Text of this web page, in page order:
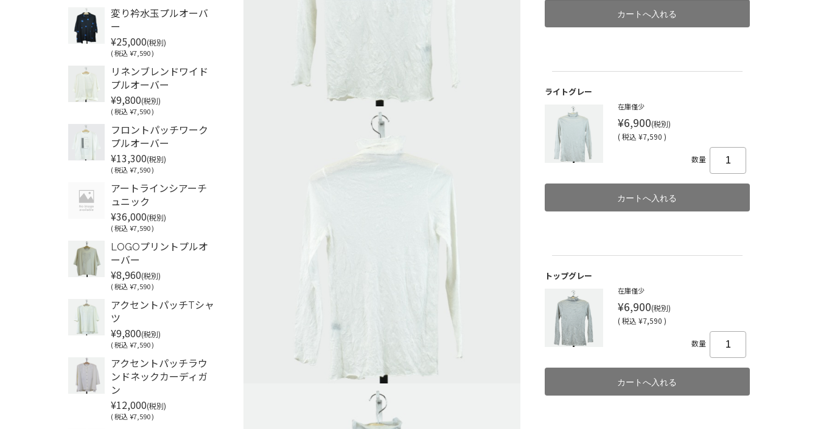
ライトグレー
在庫僅少
¥6,900(税別)
(税込 ¥7,590 )
数量
トップグレー
在庫僅少
¥6,900(税別)
(税込 ¥7,590 )
数量
変り衿水玉プルオーバ
ー
¥25,000(税別)
(税込¥7,590 )
リネンブレンドワイド
プルオーバー
¥9,800(税別)
(税込¥7,590 )
フロントパッチワーク
プルオーバー
¥13,300(税別)
(税込¥7,590 )
アートラインシアーチ
ュニック
¥36,000(税別)
(税込¥7,590 )
LOGOプリントプルオ
ーバー
¥8,960(税別)
(税込¥7,590 )
アクセントパッチTシャ
ツ
¥9,800(税別)
(税込¥7,590 )
アクセントパッチラウ
ンドネックカーディガ
ン
¥12,000(税別)
(税込¥7,590 )